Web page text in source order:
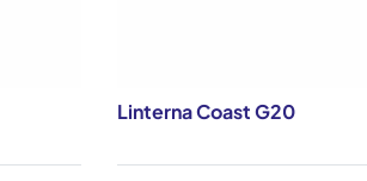
Linterna Coast G20